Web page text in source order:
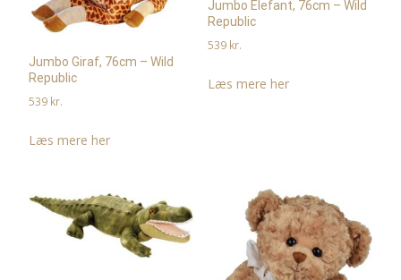
Jumbo Giraf, 76cm – Wild
Republic
539 kr.
Læs mere her
Jumbo Elefant, 76cm – Wild
Republic
539 kr.
Læs mere her